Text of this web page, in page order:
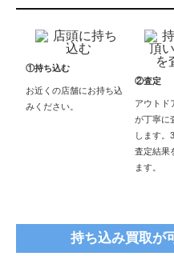
①持ち込む
お近くの店舗にお持ち込
みください。
②査定
アウトド
が丁寧に
します。
査定結果
ます。
持ち込み買取が